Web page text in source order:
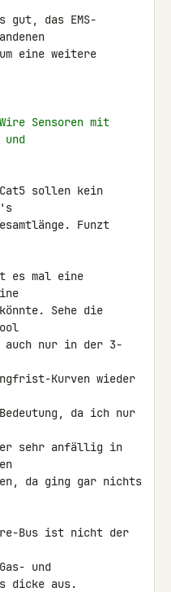
das EMS-
eine weitere
Sensoren mit
sollen kein
Funzt
es mal eine
Sehe die
auch nur in der 3-
Kurven wieder
da ich nur
sehr anfällig in
da ging gar nichts
Bus ist nicht der
und
dicke aus.